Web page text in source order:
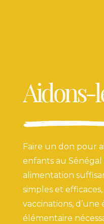
Aidons-
Faire un don pour
enfants au
alimentation
simples et
vaccinations,
élémentaire